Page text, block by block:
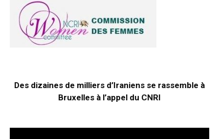
Des dizaines de milliers d’Iraniens se rassemble à
Bruxelles à l’appel du CNRI